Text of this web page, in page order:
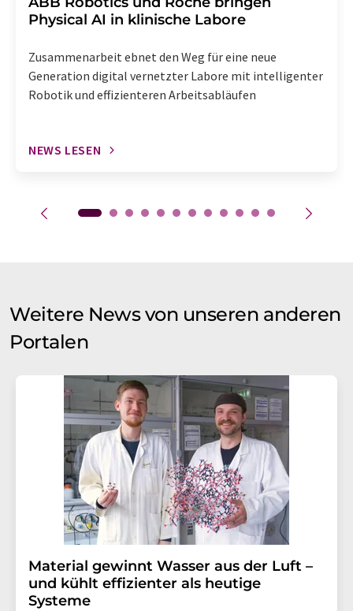
Physical AI in klinische Labore
Zusammenarbeit ebnet den Weg für eine neue
Generation digital vernetzter Labore mit intelligenter
Robotik und effizienteren Arbeitsabläufen
NEWS LESEN
Weitere News von unseren anderen
Portalen
Material gewinnt Wasser aus der Luft –
und kühlt effizienter als heutige
Systeme